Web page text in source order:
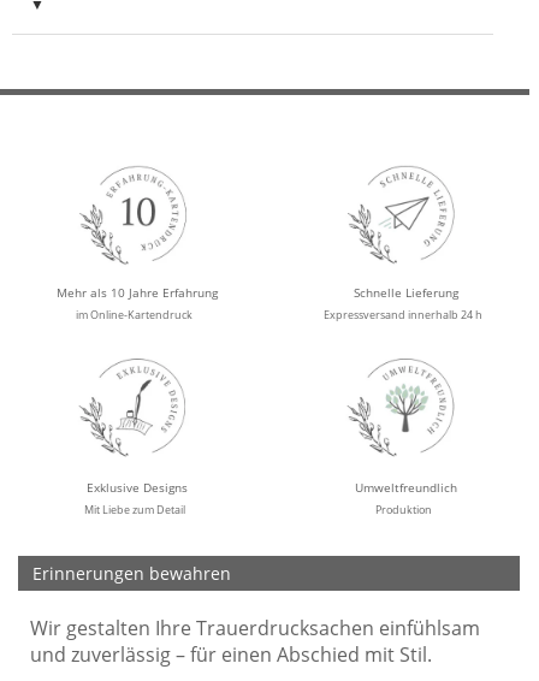
Mehr als 10 Jahre Erfahrung
im Online-Kartendruck
Schnelle Lieferung
Expressversand innerhalb 24 h
Exklusive Designs
Mit Liebe zum Detail
Umweltfreundlich
Produktion
Erinnerungen bewahren
Wir gestalten Ihre Trauerdrucksachen einfühlsam
und zuverlässig – für einen Abschied mit Stil.